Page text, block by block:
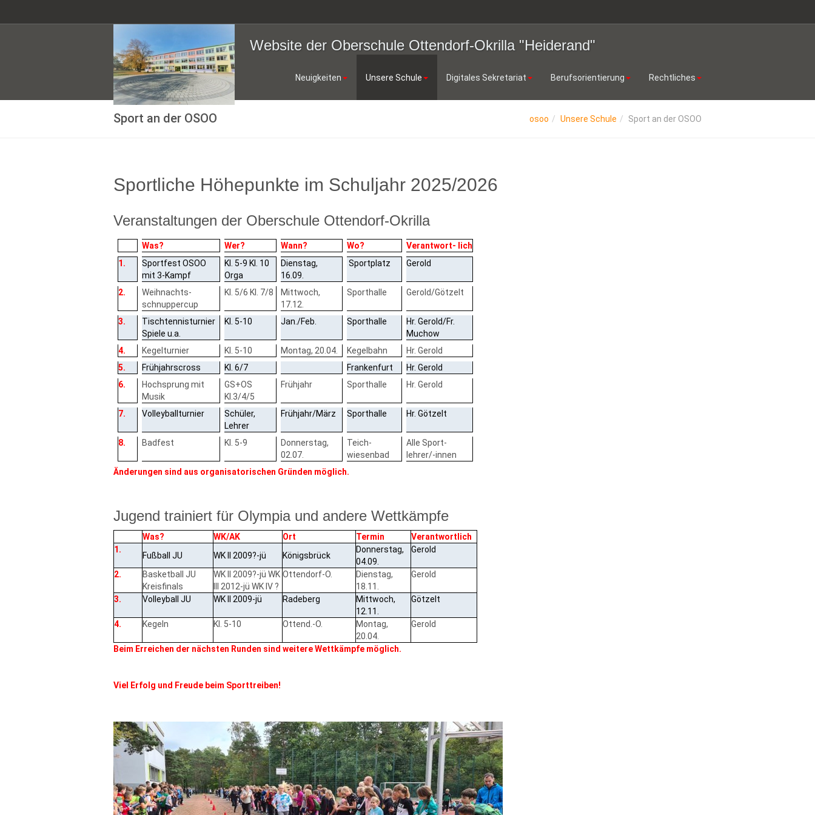
Website der Oberschule Ottendorf-Okrilla "Heiderand"
Neuigkeiten Unsere Schule Digitales Sekretariat Berufsorientierung Rechtliches
Sport an der OSOO osoo Unsere Schule Sport an der OSOO
Sportliche Höhepunkte im Schuljahr 2025/2026
Veranstaltungen der Oberschule Ottendorf-Okrilla
Was? Wer? Wann? Wo? Verantwort- lich
1.
Sportfest OSOO
mit 3-Kampf
Kl. 5-9 Kl. 10
Orga
Dienstag,
16.09.
Sportplatz Gerold
2.
Weihnachts-
schnuppercup
Kl. 5/6 Kl. 7/8
Mittwoch,
17.12.
Sporthalle Gerold/Götzelt
3.
Tischtennisturnier
Spiele u.a.
Kl. 5-10 Jan./Feb. Sporthalle
Hr. Gerold/Fr.
Muchow
4.
Kegelturnier Kl. 5-10 Montag, 20.04. Kegelbahn
Hr. Gerold
5.
Frühjahrscross Kl. 6/7 Frankenfurt
Hr. Gerold
6.
Hochsprung mit
Musik
GS+OS
Kl.3/4/5
Frühjahr Sporthalle Hr. Gerold
7. Volleyballturnier
Schüler,
Lehrer
Frühjahr/März Sporthalle Hr. Götzelt
8. Badfest Kl. 5-9
Donnerstag,
02.07.
Teich-
wiesenbad
Alle Sport-
lehrer/-innen
Änderungen sind aus organisatorischen Gründen möglich.
Jugend trainiert für Olympia und andere Wettkämpfe
Was? WK/AK Ort Termin
Verantwortlich
1.
Fußball JU WK II 2009?-jü Königsbrück
Donnerstag,
04.09.
Gerold
2.
Basketball JU
Kreisfinals
WK II 2009?-jü WK
III 2012-jü WK IV ?
Ottendorf-O.
Dienstag,
18.11.
Gerold
3. Volleyball JU WK II 2009-jü Radeberg
Mittwoch,
12.11.
Götzelt
4. Kegeln Kl. 5-10 Ottend.-O.
Montag,
20.04.
Gerold
Beim Erreichen der nächsten Runden sind weitere Wettkämpfe möglich.
Viel Erfolg und Freude beim Sporttreiben!